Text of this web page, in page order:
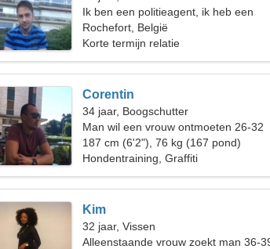
Ik ben een politieagent, ik heb een
vriendelijke vrouw nodig
Rochefort, België
Korte termijn relatie
Corentin
34 jaar, Boogschutter
Man wil een vrouw ontmoeten 26-32
187 cm (6'2"), 76 kg (167 pond)
Hondentraining, Graffiti
Kim
32 jaar, Vissen
Alleenstaande vrouw zoekt man 36-